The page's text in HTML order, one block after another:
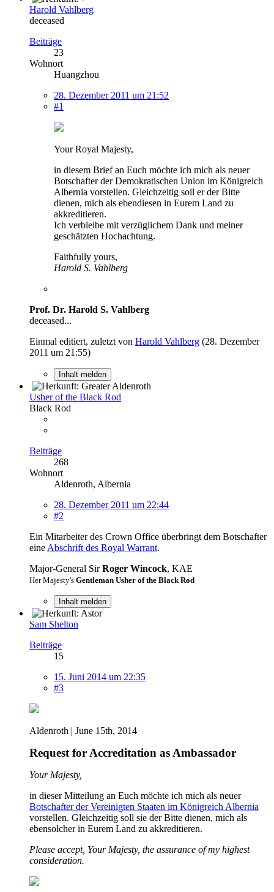
Harold Vahlberg
deceased
Beiträge
23
Wohnort
Huangzhou
28. Dezember 2011 um 21:52
#1
Your Royal Majesty,
in diesem Brief an Euch möchte ich mich als neuer
Botschafter der Demokratischen Union im Königreich
Albernia vorstellen. Gleichzeitig soll er der Bitte
dienen, mich als ebendiesen in Eurem Land zu
akkreditieren.
Ich verbleibe mit verzüglichem Dank und meiner
geschätzten Hochachtung.
Faithfully yours,
Harold S. Vahlberg
Prof. Dr. Harold S. Vahlberg
deceased...
Einmal editiert, zuletzt von Harold Vahlberg (28. Dezember
2011 um 21:55)
Inhalt melden
Usher of the Black Rod
Black Rod
Beiträge
268
Wohnort
Aldenroth, Albernia
28. Dezember 2011 um 22:44
#2
Ein Mitarbeiter des Crown Office überbringt dem Botschafter
eine Abschrift des Royal Warrant.
Major-General SirRoger Wincock, KAE
Her Majesty's Gentleman Usher of the Black Rod
Inhalt melden
Sam Shelton
Beiträge
15
15. Juni 2014 um 22:35
#3
Aldenroth | June 15th, 2014
Request for Accreditation as Ambassador
Your Majesty,
in dieser Mitteilung an Euch möchte ich mich als neuer
Botschafter der Vereinigten Staaten im Königreich Albernia
vorstellen. Gleichzeitig soll sie der Bitte dienen, mich als
ebensolcher in Eurem Land zu akkreditieren.
Please accept, Your Majesty, the assurance of my highest
consideration.